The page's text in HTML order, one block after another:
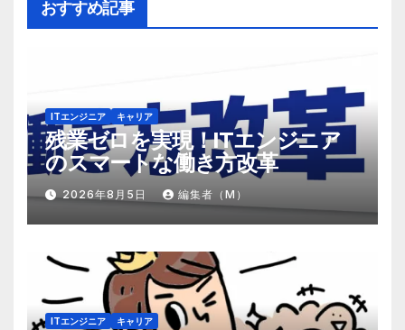
おすすめ記事
ITエンジニア キャリア
残業ゼロを実現！ITエンジニア
のスマートな働き方改革
2026年8月5日 編集者（M）
ITエンジニア キャリア